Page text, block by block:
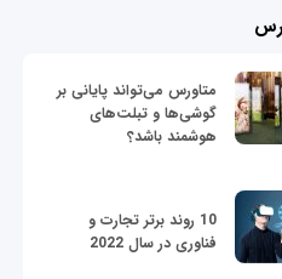
متاورس می‌تواند پایانی بر
گوشی‌ها و تبلت‌های
هوشمند باشد؟
10 روند برتر تجارت و
فناوری در سال 2022